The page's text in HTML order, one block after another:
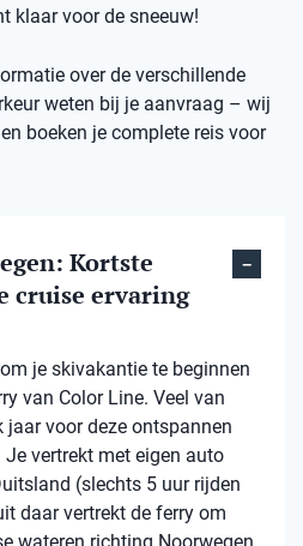
klaar voor de sneeuw!
over de verschillende
weten bij je aanvraag – wij
boeken je complete reis voor
Kortste
cruise ervaring
je skivakantie te beginnen
van Color Line. Veel van
jaar voor deze ontspannen
vertrekt met eigen auto
(slechts 5 uur rijden
daar vertrekt de ferry om